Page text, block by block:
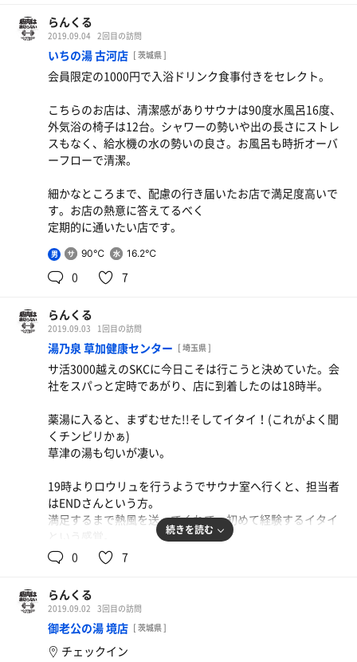
らんくる
2019.09.04 2回目の訪問
いちの湯 古河店 [ 茨城県 ]
会員限定の1000円で入浴ドリンク食事付きをセレクト。
こちらのお店は、清潔感がありサウナは90度水風呂16度、
外気浴の椅子は12台。シャワーの勢いや出の長さにストレ
スもなく、給水機の水の勢いの良さ。お風呂も時折オーバ
ーフローで清潔。
細かなところまで、配慮の行き届いたお店で満足度高いで
す。お店の熱意に答えてるべく
定期的に通いたい店です。
男 90℃ 16.2℃
0 7
らんくる
2019.09.03 1回目の訪問
湯乃泉 草加健康センター [ 埼玉県 ]
サ活3000越えのSKCに今日こそは行こうと決めていた。会
社をスパっと定時であがり、店に到着したのは18時半。
薬湯に入ると、まずむせた!!そしてイタイ！(これがよく聞
くチンピリかぁ)
草津の湯も匂いが凄い。
19時よりロウリュを行うようでサウナ室へ行くと、担当者
はENDさんという方。
満足するまで熱風を送ってくれて、初めて経験するイタイ
水風呂へ行くとかなり冷たく、30秒が限界。でも外気浴は
最高に気持ち良い。
その後、サウナ室は更に温度が上がり、時間を意識しない
で熱い、イタイで蒸され状況を判断するのは初めてです。
あまみもものすごい出て、外のイスに座るとそよ風が・・
目を開けるとENDさんが団扇であおいでくれている。(声
には出なかったけど、心の中ではありがとうと言っていた
続きを読む
0 7
らんくる
2019.09.02 3回目の訪問
御老公の湯 境店 [ 茨城県 ]
チェックイン